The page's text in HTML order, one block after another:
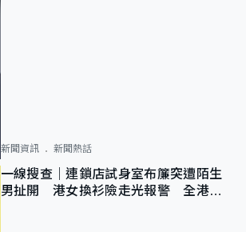
新聞資訊 新聞熱話
一線搜查｜連鎖店試身室布簾突遭陌生
男扯開 港女換衫險走光報警 全港分